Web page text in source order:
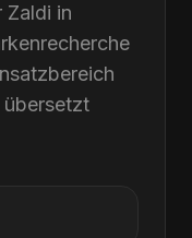
Zaldi in
übersetzt